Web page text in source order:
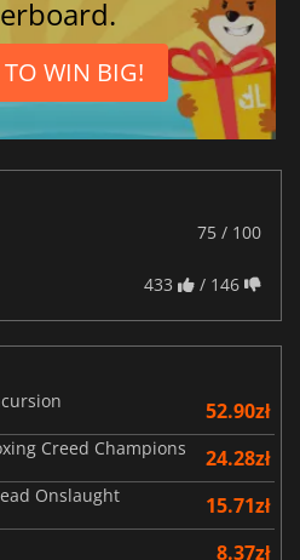
TO WIN BIG!
75 / 100
433 / 146
52.90zł
Creed Champions 24.28zł
Onslaught 15.71zł
8.37zł